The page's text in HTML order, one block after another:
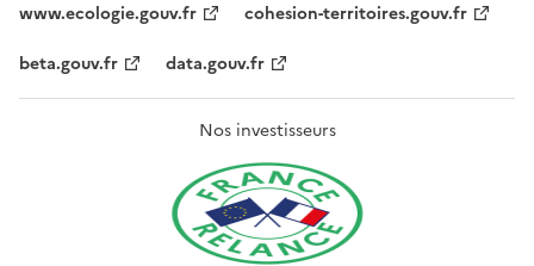
www.ecologie.gouv.fr
cohesion-territoires.gouv.fr
beta.gouv.fr
data.gouv.fr
Nos investisseurs